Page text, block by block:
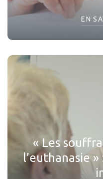
EN
« Les
l’euthanasie